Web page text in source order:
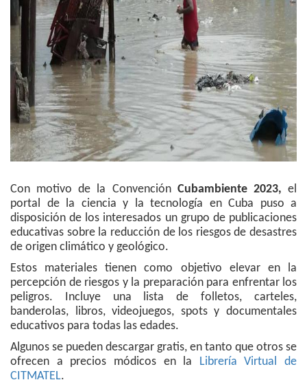
Con motivo de la Convención Cubambiente 2023, el
portal de la ciencia y la tecnología en Cuba puso a
disposición de los interesados un grupo de publicaciones
educativas sobre la reducción de los riesgos de desastres
de origen climático y geológico.
Estos materiales tienen como objetivo elevar en la
percepción de riesgos y la preparación para enfrentar los
peligros. Incluye una lista de folletos, carteles,
banderolas, libros, videojuegos, spots y documentales
educativos para todas las edades.
Algunos se pueden descargar gratis, en tanto que otros se
ofrecen a precios módicos en la Librería Virtual de
CITMATEL.